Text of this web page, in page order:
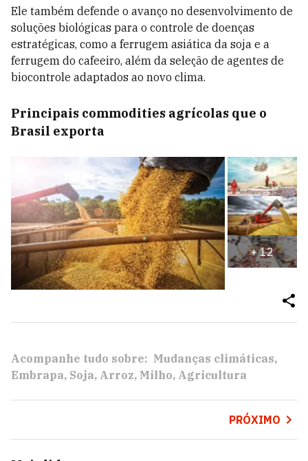
Ele também defende o avanço no desenvolvimento de
soluções biológicas para o controle de doenças
estratégicas, como a ferrugem asiática da soja e a
ferrugem do cafeeiro, além da seleção de agentes de
biocontrole adaptados ao novo clima.
Principais commodities agrícolas que o
Brasil exporta
+12
Acompanhe tudo sobre: Mudanças climáticas
Embrapa Soja Arroz Milho Agricultura
PRÓXIMO